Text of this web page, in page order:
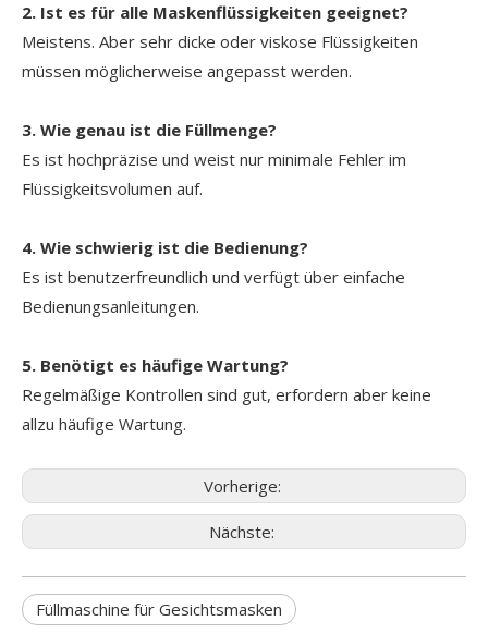
2. Ist es für alle Maskenflüssigkeiten geeignet?
Meistens. Aber sehr dicke oder viskose Flüssigkeiten
müssen möglicherweise angepasst werden.
3. Wie genau ist die Füllmenge?
Es ist hochpräzise und weist nur minimale Fehler im
Flüssigkeitsvolumen auf.
4. Wie schwierig ist die Bedienung?
Es ist benutzerfreundlich und verfügt über einfache
Bedienungsanleitungen.
5. Benötigt es häufige Wartung?
Regelmäßige Kontrollen sind gut, erfordern aber keine
allzu häufige Wartung.
Vorherige:
Nächste:
Füllmaschine für Gesichtsmasken